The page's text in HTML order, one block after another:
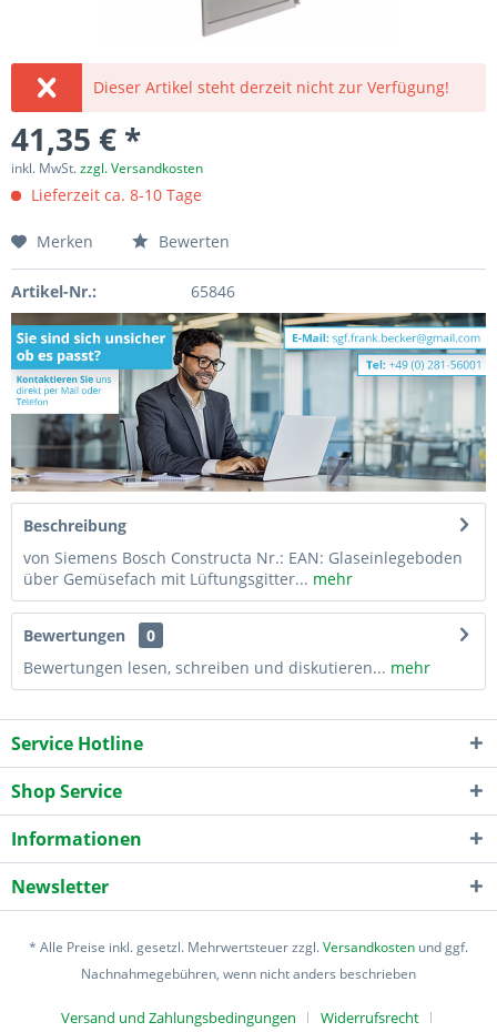
Dieser Artikel steht derzeit nicht zur Verfügung!
41,35 € *
inkl. MwSt.zzgl. Versandkosten
Lieferzeit ca. 8-10 Tage
Merken Bewerten
Artikel-Nr.: 65846
Beschreibung
von Siemens Bosch Constructa Nr.: EAN: Glaseinlegeboden
über Gemüsefach mit Lüftungsgitter... mehr
Bewertungen
0
Bewertungen lesen, schreiben und diskutieren... mehr
Service Hotline
Shop Service
Informationen
Newsletter
* Alle Preise inkl. gesetzl. Mehrwertsteuer zzgl.Versandkosten und ggf.
Nachnahmegebühren, wenn nicht anders beschrieben
Versand und Zahlungsbedingungen Widerrufsrecht